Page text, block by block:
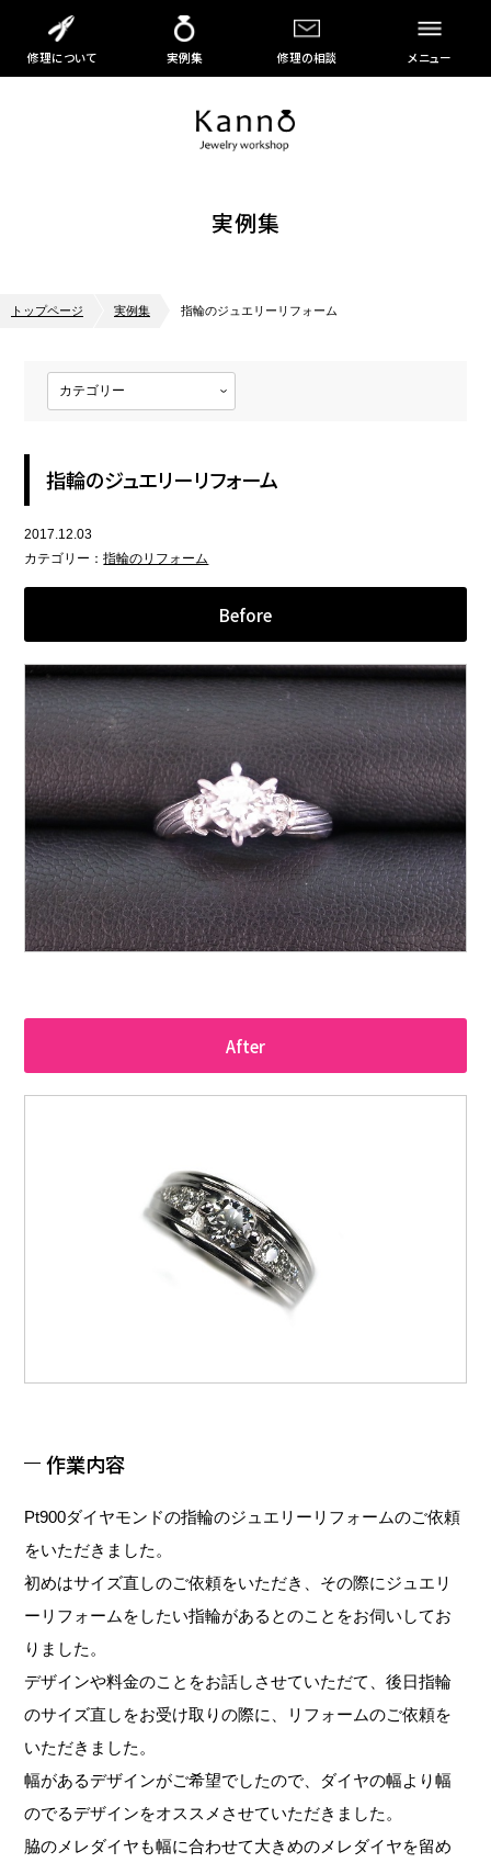
修理について 実例集 修理の相談 メニュー
実例集
トップページ 実例集 指輪のジュエリーリフォーム
指輪のジュエリーリフォーム
2017.12.03
カテゴリー：指輪のリフォーム
Before
After
作業内容
Pt900ダイヤモンドの指輪のジュエリーリフォームのご依頼
をいただきました。
初めはサイズ直しのご依頼をいただき、その際にジュエリ
ーリフォームをしたい指輪があるとのことをお伺いしてお
りました。
デザインや料金のことをお話しさせていただて、後日指輪
のサイズ直しをお受け取りの際に、リフォームのご依頼を
いただきました。
幅があるデザインがご希望でしたので、ダイヤの幅より幅
のでるデザインをオススメさせていただきました。
脇のメレダイヤも幅に合わせて大きめのメレダイヤを留め